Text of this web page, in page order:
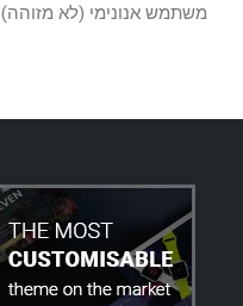
משתמש אנונימי (לא מזוהה)